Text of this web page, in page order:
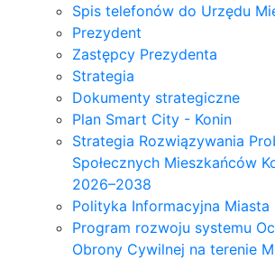
Spis telefonów do Urzędu
Prezydent
Zastępcy Prezydenta
Strategia
Dokumenty strategiczne
Plan Smart City - Konin
Strategia Rozwiązywania
Społecznych Mieszkańców
2026–2038
Polityka Informacyjna Miasta
Program rozwoju systemu
Obrony Cywilnej na terenie